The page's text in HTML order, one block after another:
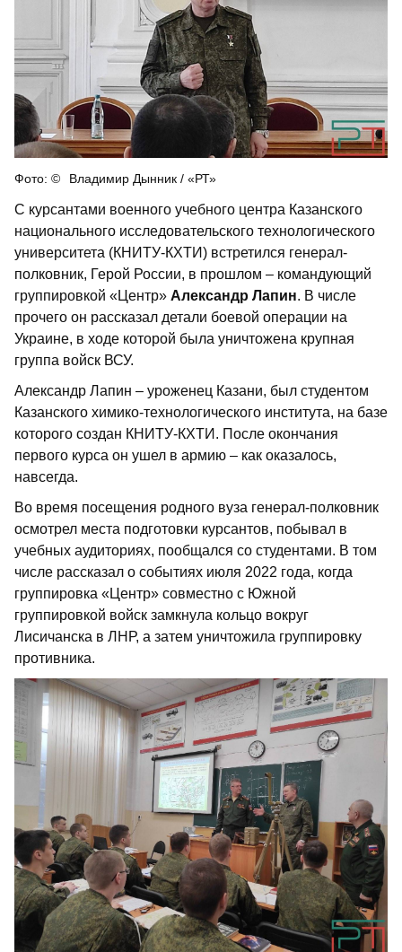
Владимир Дынник / «РТ»
С курсантами военного учебного центра Казанского
национального исследовательского технологического
университета (КНИТУ-КХТИ) встретился генерал-
полковник, Герой России, в прошлом – командующий
группировкой «Центр» Александр Лапин. В числе
прочего он рассказал детали боевой операции на
Украине, в ходе которой была уничтожена крупная
группа войск ВСУ.
Александр Лапин – уроженец Казани, был студентом
Казанского химико-технологического института, на базе
которого создан КНИТУ-КХТИ. После окончания
первого курса он ушел в армию – как оказалось,
навсегда.
Во время посещения родного вуза генерал-полковник
осмотрел места подготовки курсантов, побывал в
учебных аудиториях, пообщался со студентами. В том
числе рассказал о событиях июля 2022 года, когда
группировка «Центр» совместно с Южной
группировкой войск замкнула кольцо вокруг
Лисичанска в ЛНР, а затем уничтожила группировку
противника.